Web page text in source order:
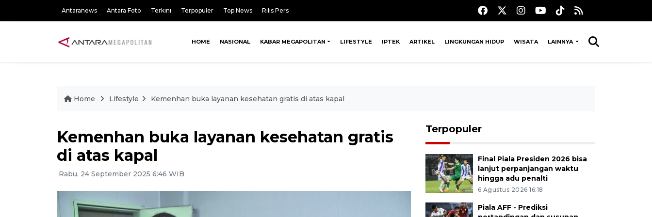
Antaranews Antara Foto Terkini Terpopuler Top News Rilis Pers
HOME NASIONAL KABAR MEGAPOLITAN LIFESTYLE IPTEK ARTIKEL LINGKUNGAN HIDUP WISATA LAINNYA
Home Lifestyle Kemenhan buka layanan kesehatan gratis di atas kapal
Kemenhan buka layanan kesehatan gratis
di atas kapal
Rabu, 24 September 2025 6:46 WIB
Terpopuler
Final Piala Presiden 2026 bisa
lanjut perpanjangan waktu
hingga adu penalti
6 Agustus 2026 16:18
Piala AFF - Prediksi